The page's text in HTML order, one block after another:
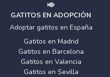
GATITOS EN ADOPCIÓN
Adoptar gatitos en España
Gatitos en Madrid
Gatitos en Barcelona
Gatitos en Valencia
Gatitos en Sevilla